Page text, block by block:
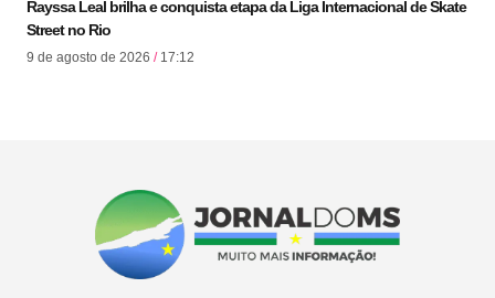
Rayssa Leal brilha e conquista etapa da Liga Internacional de Skate
Street no Rio
9 de agosto de 2026 17:12